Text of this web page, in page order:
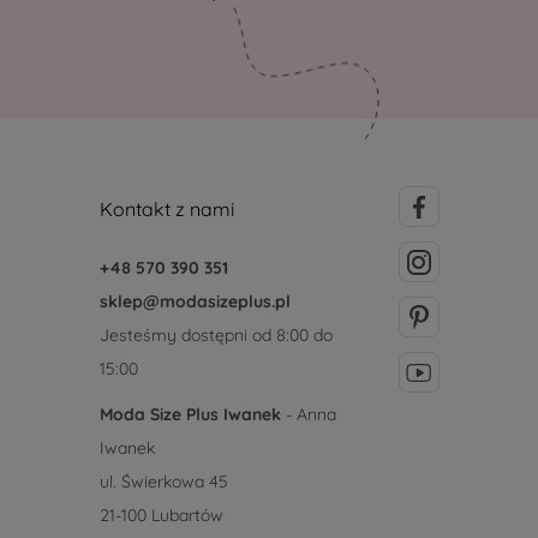
Kontakt z nami
+48 570 390 351
sklep@modasizeplus.pl
Jesteśmy dostępni od 8:00 do
15:00
Moda Size Plus Iwanek - Anna
Iwanek
ul. Świerkowa 45
21-100 Lubartów